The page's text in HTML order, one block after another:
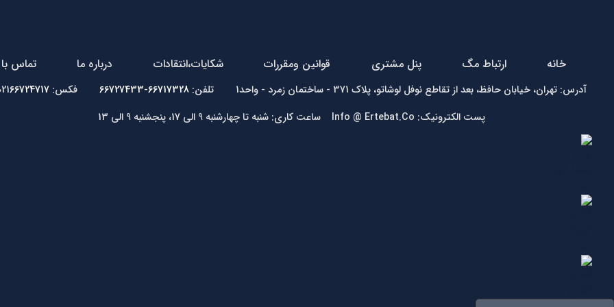
خانه ارتباط مگ پنل مشتری قوانین ومقررات شکایات،انتقادات درباره ما تماس
آدرس: تهران، خیابان حافظ، بعد از تقاطع نوفل لوشاتو، پلاک 371 - ساختمان زمرد - واحد1 تلفن: 66717328-66727433 فکس: 02166724717
پست الکترونیک: Info @ Ertebat.Co ساعت کاری: شنبه تا چهارشنبه 9 الی 17، پنجشنبه 9 الی 13